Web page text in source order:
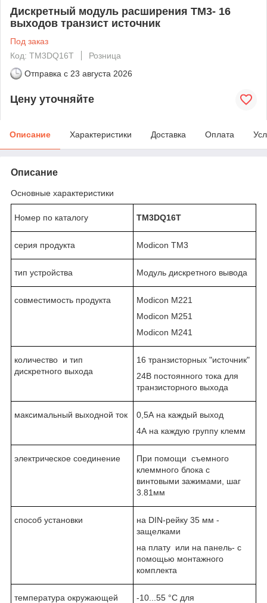
Дискретный модуль расширения ТМ3- 16
выходов транзист источник
Под заказ
Код: TM3DQ16T
Розница
Отправка с 23 августа 2026
Цену уточняйте
Описание Характеристики Доставка Оплата
Описание
Основные характеристики
Номер по каталогу TM3DQ16T
серия продукта Modicon TM3
тип устройства Модуль дискретного вывода
совместимость продукта
Modicon M221
Modicon M251
Modicon M241
количество и тип
дискретного выхода
16 транзисторных "источник"
24В постоянного тока для
транзисторного выхода
максимальный выходной ток
0,5А на каждый выход
4А на каждую группу клемм
электрическое соединение
При помощи съемного
клеммного блока с
винтовыми зажимами, шаг
3.81мм
способ установки
на DIN-рейку 35 мм -
защелками
на плату или на панель- с
помощью монтажного
комплекта
температура окружающей
-10...55 °C для